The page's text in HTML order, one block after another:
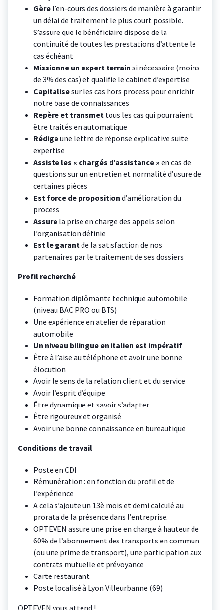
Gère l’en-cours des dossiers de manière à garantir
un délai de traitement le plus court possible.
S’assure que le bénéficiaire dispose de la
continuité de toutes les prestations d’attente le
cas échéant
Missionne un expert terrain si nécessaire (moins
de 3% des cas) et qualifie le cabinet d’expertise
Capitalisesur les cas hors process pour enrichir
notre base de connaissances
Repère et transmet tous les cas qui pourraient
être traités en automatique
Rédigeune lettre de réponse explicative suite
expertise
Assiste les « chargés d’assistance » en cas de
questions sur un entretien et normalité d’usure de
certaines pièces
Est force de proposition d’amélioration du
process
Assure la prise en charge des appels selon
l’organisation définie
Est le garant de la satisfaction de nos
partenaires par le traitement de ses dossiers
Profil recherché
Formation diplômante technique automobile
(niveau BAC PRO ou BTS)
Une expérience en atelier de réparation
automobile
Un niveau bilingue en italien est impératif
Être à l’aise au téléphone et avoir une bonne
élocution
Avoir le sens de la relation client et du service
Avoir l’esprit d’équipe
Être dynamique et savoir s’adapter
Être rigoureux et organisé
Avoir une bonne connaissance en bureautique
Conditions de travail
Poste en CDI
Rémunération : en fonction du profil et de
l’expérience
A cela s’ajoute un 13è mois et demi calculé au
prorata de la présence dans l’entreprise.
OPTEVEN assure une prise en charge à hauteur de
60% de l’abonnement des transports en commun
(ou une prime de transport), une participation aux
contrats mutuelle et prévoyance
Carte restaurant
Poste localisé à Lyon Villeurbanne (69)
OPTEVEN vous attend !